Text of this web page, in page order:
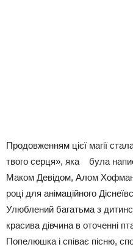
Продовженням цієї магії
твого серця», яка була
Маком Девідом, Алом
році для анімаційного
Улюблений багатьма з
красива дівчина в оточенні
Попелюшка і співає пісню,